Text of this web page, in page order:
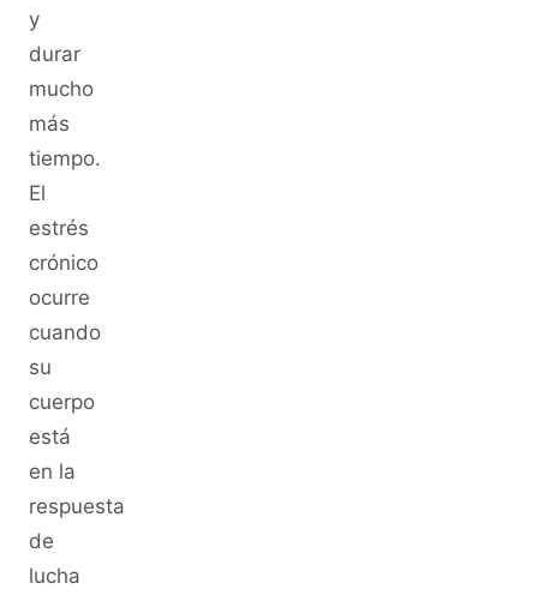
y
durar
mucho
más
tiempo.
El
estrés
crónico
ocurre
cuando
su
cuerpo
está
en la
respuesta
de
lucha